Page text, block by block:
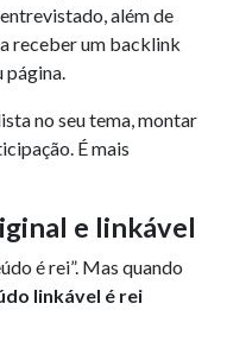
além de
receber um backlink
página.
no seu tema, montar
É mais
e linkável
é rei”. Mas quando
linkável é rei